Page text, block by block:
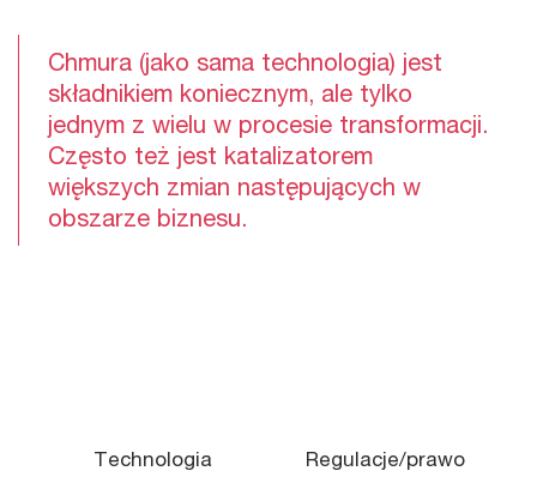
Chmura (jako sama technologia) jest
składnikiem koniecznym, ale tylko
jednym z wielu w procesie transformacji.
Często też jest katalizatorem
większych zmian następujących w
obszarze biznesu.
Technologia Regulacje/prawo